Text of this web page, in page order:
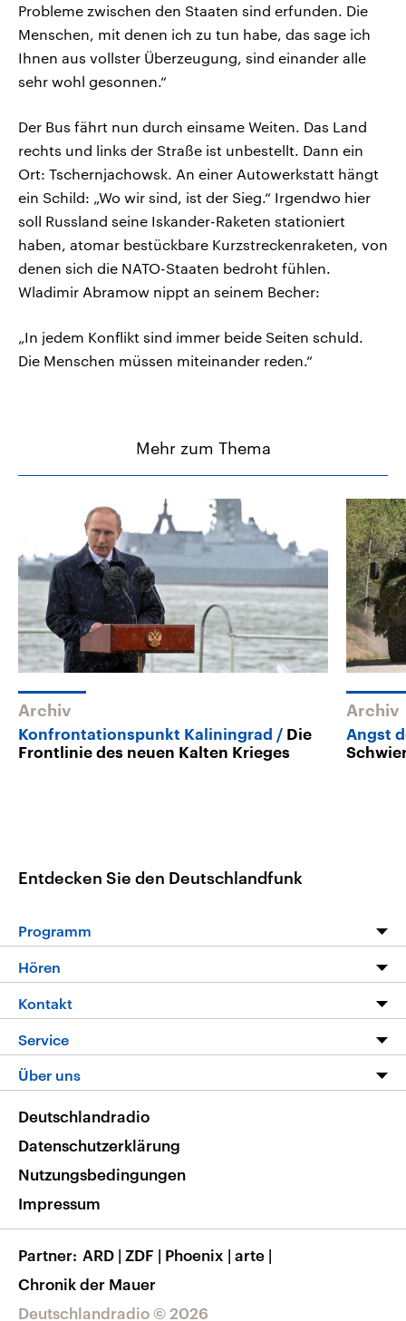
Probleme zwischen den Staaten sind erfunden. Die
Menschen, mit denen ich zu tun habe, das sage ich
Ihnen aus vollster Überzeugung, sind einander alle
sehr wohl gesonnen.“
Der Bus fährt nun durch einsame Weiten. Das Land
rechts und links der Straße ist unbestellt. Dann ein
Ort: Tschernjachowsk. An einer Autowerkstatt hängt
ein Schild: „Wo wir sind, ist der Sieg.“ Irgendwo hier
soll Russland seine Iskander-Raketen stationiert
haben, atomar bestückbare Kurzstreckenraketen, von
denen sich die NATO-Staaten bedroht fühlen.
Wladimir Abramow nippt an seinem Becher:
„In jedem Konflikt sind immer beide Seiten schuld.
Die Menschen müssen miteinander reden.“
Mehr zum Thema
Archiv
Konfrontationspunkt Kaliningrad
Die
Frontlinie des neuen Kalten Krieges
Archiv
Angst
Entdecken Sie den Deutschlandfunk
Programm
Die Nachrichten
Nachrichtenleicht
Neue Beiträge auf dlf.de
Hören
Livestream
Podcasts
Deutschlandfunk App
Nachrichten App
Frequenzen
Kontakt
Service
FAQ
Veranstaltungen
Musikliste
RSS
Über uns
Barrierefreiheit
Deutschlandradio © 2026
Deutschlandradio
Datenschutzerklärung
Nutzungsbedingungen
Impressum
Partner ARD | ZDF | Phoenix | arte |
Chronik der Mauer